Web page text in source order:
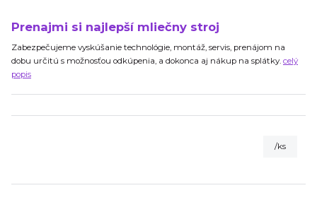
Prenajmi si najlepší mliečny stroj
Zabezpečujeme vyskúšanie technológie, montáž, servis, prenájom na
dobu určitú s možnosťou odkúpenia, a dokonca aj nákup na splátky. celý
popis
/ks